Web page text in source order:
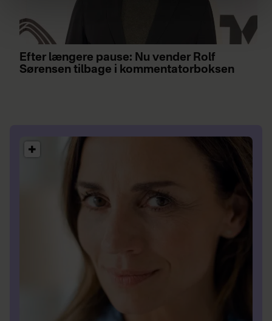
dine personoplysninger i forbindelse hermed i både
voresprivatlivspolitik
Efter længere pause: Nu vender Rolf
Sørensen tilbage i kommentatorboksen